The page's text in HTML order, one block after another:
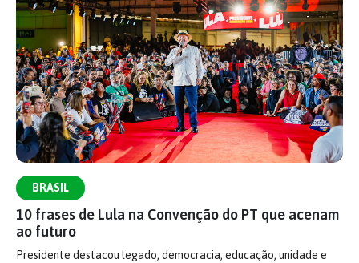
BRASIL
10 frases de Lula na Convenção do PT que acenam
ao futuro
Presidente destacou legado, democracia, educação, unidade e